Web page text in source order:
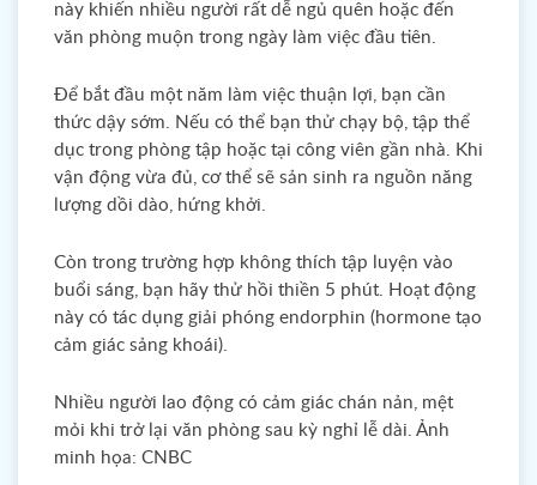
này khiến nhiều người rất dễ ngủ quên hoặc đến
văn phòng muộn trong ngày làm việc đầu tiên.
Để bắt đầu một năm làm việc thuận lợi, bạn cần
thức dậy sớm. Nếu có thể bạn thử chạy bộ, tập thể
dục trong phòng tập hoặc tại công viên gần nhà. Khi
vận động vừa đủ, cơ thể sẽ sản sinh ra nguồn năng
lượng dồi dào, hứng khởi.
Còn trong trường hợp không thích tập luyện vào
buổi sáng, bạn hãy thử hồi thiền 5 phút. Hoạt động
này có tác dụng giải phóng endorphin (hormone tạo
cảm giác sảng khoái).
Nhiều người lao động có cảm giác chán nản, mệt
mỏi khi trở lại văn phòng sau kỳ nghỉ lễ dài. Ảnh
minh họa: CNBC